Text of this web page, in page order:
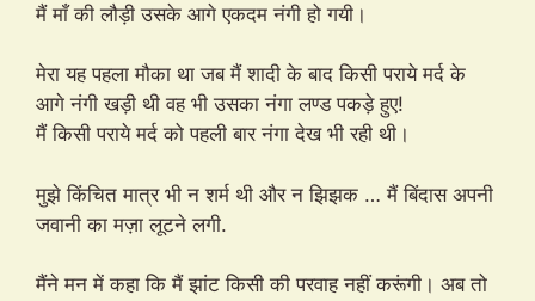
मैं माँ की लौड़ी उसके आगे एकदम नंगी हो गयी।
मेरा यह पहला मौका था जब मैं शादी के बाद किसी पराये मर्द के
आगे नंगी खड़ी थी वह भी उसका नंगा लण्ड पकड़े हुए!
मैं किसी पराये मर्द को पहली बार नंगा देख भी रही थी।
मुझे किंचित मात्र भी न शर्म थी और न झिझक … मैं बिंदास अपनी
जवानी का मज़ा लूटने लगी.
मैंने मन में कहा कि मैं झांट किसी की परवाह नहीं करूंगी। अब तो